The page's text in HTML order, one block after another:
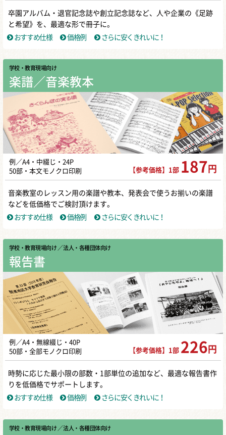
卒園アルバム・退官記念誌や創立記念誌など、人や企業の《足跡
と希望》を、最適な形で冊子に。
おすすめ仕様
価格例 さらに安くきれいに！
学校・教育現場向け
楽譜／音楽教本
例／A4・中綴じ・24P
50部・本文モノクロ印刷
【参考価格】1部 187 円
音楽教室のレッスン用の楽譜や教本、発表会で使うお揃いの楽譜
などを低価格でご検討頂けます。
おすすめ仕様
価格例 さらに安くきれいに！
学校・教育現場向け ／ 法人・各種団体向け
報告書
例／A4・無線綴じ・40P
50部・全部モノクロ印刷
【参考価格】1部 226 円
時勢に応じた最小限の部数・1部単位の追加など、最適な報告書作
りを低価格でサポートします。
おすすめ仕様
価格例 さらに安くきれいに！
学校・教育現場向け ／ 法人・各種団体向け